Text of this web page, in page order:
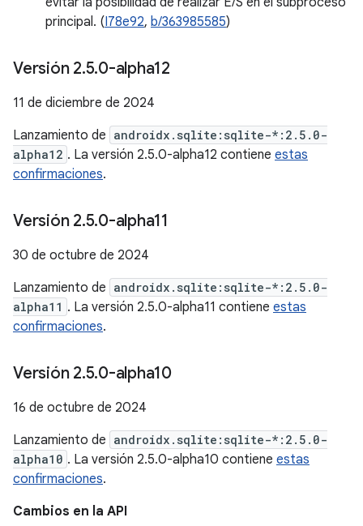
principal. (I78e92, b/363985585)
Versión 2.5.0-alpha12
11 de diciembre de 2024
Lanzamiento de androidx.sqlite:sqlite-*:2.5.0-
alpha12 . La versión 2.5.0-alpha12 contiene estas
confirmaciones.
Versión 2.5.0-alpha11
30 de octubre de 2024
Lanzamiento de androidx.sqlite:sqlite-*:2.5.0-
alpha11 . La versión 2.5.0-alpha11 contiene estas
confirmaciones.
Versión 2.5.0-alpha10
16 de octubre de 2024
Lanzamiento de androidx.sqlite:sqlite-*:2.5.0-
alpha10 . La versión 2.5.0-alpha10 contiene estas
confirmaciones.
Cambios en la API